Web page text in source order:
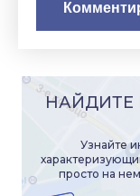
Узнайте
просто на